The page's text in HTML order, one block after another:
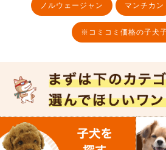
ノルウェージャン マンチカン
※コミコミ価格の子犬